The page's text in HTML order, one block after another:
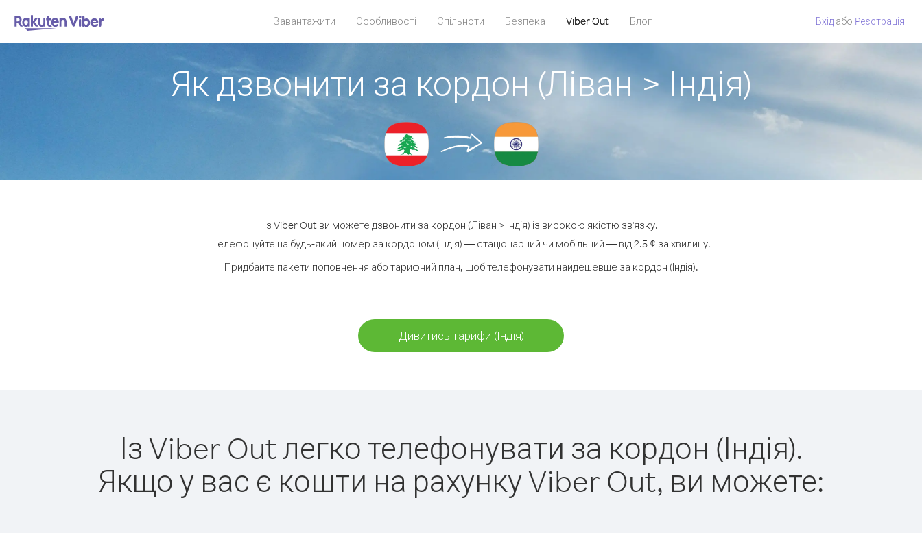
Завантажити Особливості Спільноти Безпека Viber Out Блог Вхід або Pеєстрація
Як дзвонити за кордон (Ліван > Індія)
Із Viber Out ви можете дзвонити за кордон (Ліван > Індія) із високою якістю зв'язку.
Телефонуйте на будь-який номер за кордоном (Індія) — стаціонарний чи мобільний — від 2.5 ¢ за хвилину.
Придбайте пакети поповнення або тарифний план, щоб телефонувати найдешевше за кордон (Індія).
Дивитись тарифи (Індія)
Із Viber Out легко телефонувати за кордон (Індія).
Якщо у вас є кошти на рахунку Viber Out, ви можете: